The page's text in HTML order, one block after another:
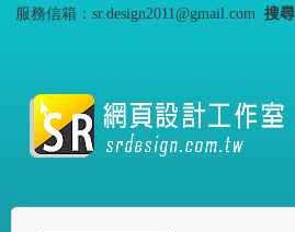
服務信箱：sr.design2011@gmail.com 搜